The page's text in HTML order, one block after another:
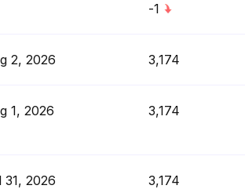
-1
2, 2026 3,174
1, 2026 3,174
31, 2026 3,174